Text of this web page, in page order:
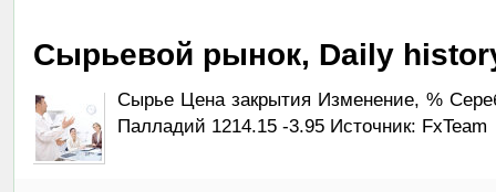
Сырьевой рынок, Daily
Сырье Цена закрытия Изменение, %
Палладий 1214.15 -3.95 Источник: FxTeam